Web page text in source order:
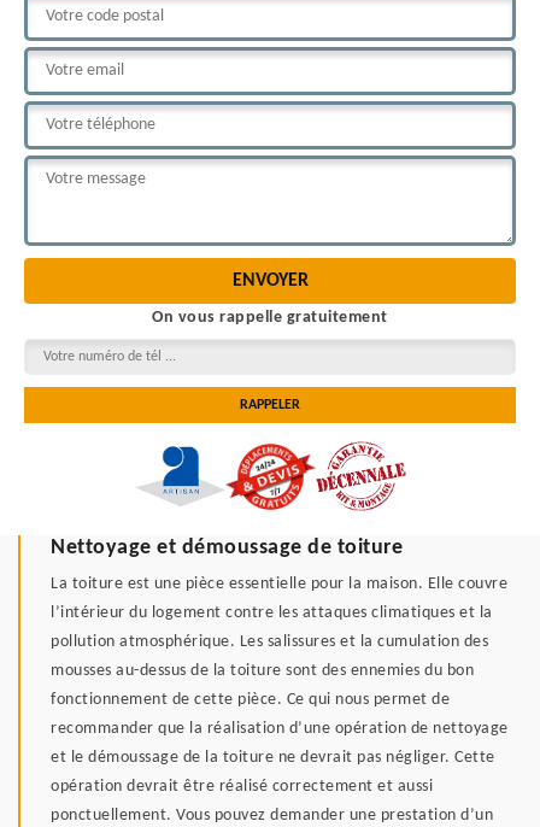
On vous rappelle gratuitement
Nettoyage et démoussage de toiture
La toiture est une pièce essentielle pour la maison. Elle couvre
l’intérieur du logement contre les attaques climatiques et la
pollution atmosphérique. Les salissures et la cumulation des
mousses au-dessus de la toiture sont des ennemies du bon
fonctionnement de cette pièce. Ce qui nous permet de
recommander que la réalisation d’une opération de nettoyage
et le démoussage de la toiture ne devrait pas négliger. Cette
opération devrait être réalisé correctement et aussi
ponctuellement. Vous pouvez demander une prestation d’un